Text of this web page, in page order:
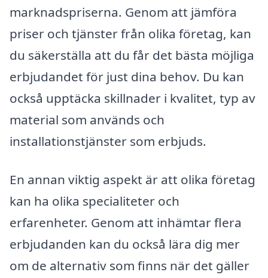
marknadspriserna. Genom att jämföra
priser och tjänster från olika företag, kan
du säkerställa att du får det bästa möjliga
erbjudandet för just dina behov. Du kan
också upptäcka skillnader i kvalitet, typ av
material som används och
installationstjänster som erbjuds.
En annan viktig aspekt är att olika företag
kan ha olika specialiteter och
erfarenheter. Genom att inhämtar flera
erbjudanden kan du också lära dig mer
om de alternativ som finns när det gäller